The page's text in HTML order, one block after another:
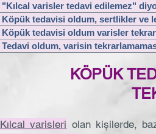
KÖPÜK
Kılcal varisleri olan kişilerde,
"Kılcal varisler tedavi edilemez"
Köpük tedavisi oldum, sertlikler ve
Köpük tedavisi oldum varisler
Tedavi oldum, varisin